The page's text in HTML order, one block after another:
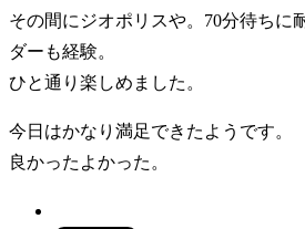
その間にジオポリスや。70分待ちに
ダーも経験。
ひと通り楽しめました。
今日はかなり満足できたようです。
良かったよかった。